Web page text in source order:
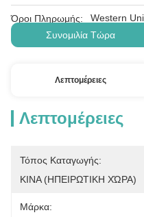
Όροι Πληρωμής:
Western
Συνομιλία Τώρα
Λεπτομέρειες
Λεπτομέρειες
Τόπος Καταγωγής:
ΚΙΝΑ (ΗΠΕΙΡΩΤΙΚΗ ΧΏΡΑ)
Μάρκα: